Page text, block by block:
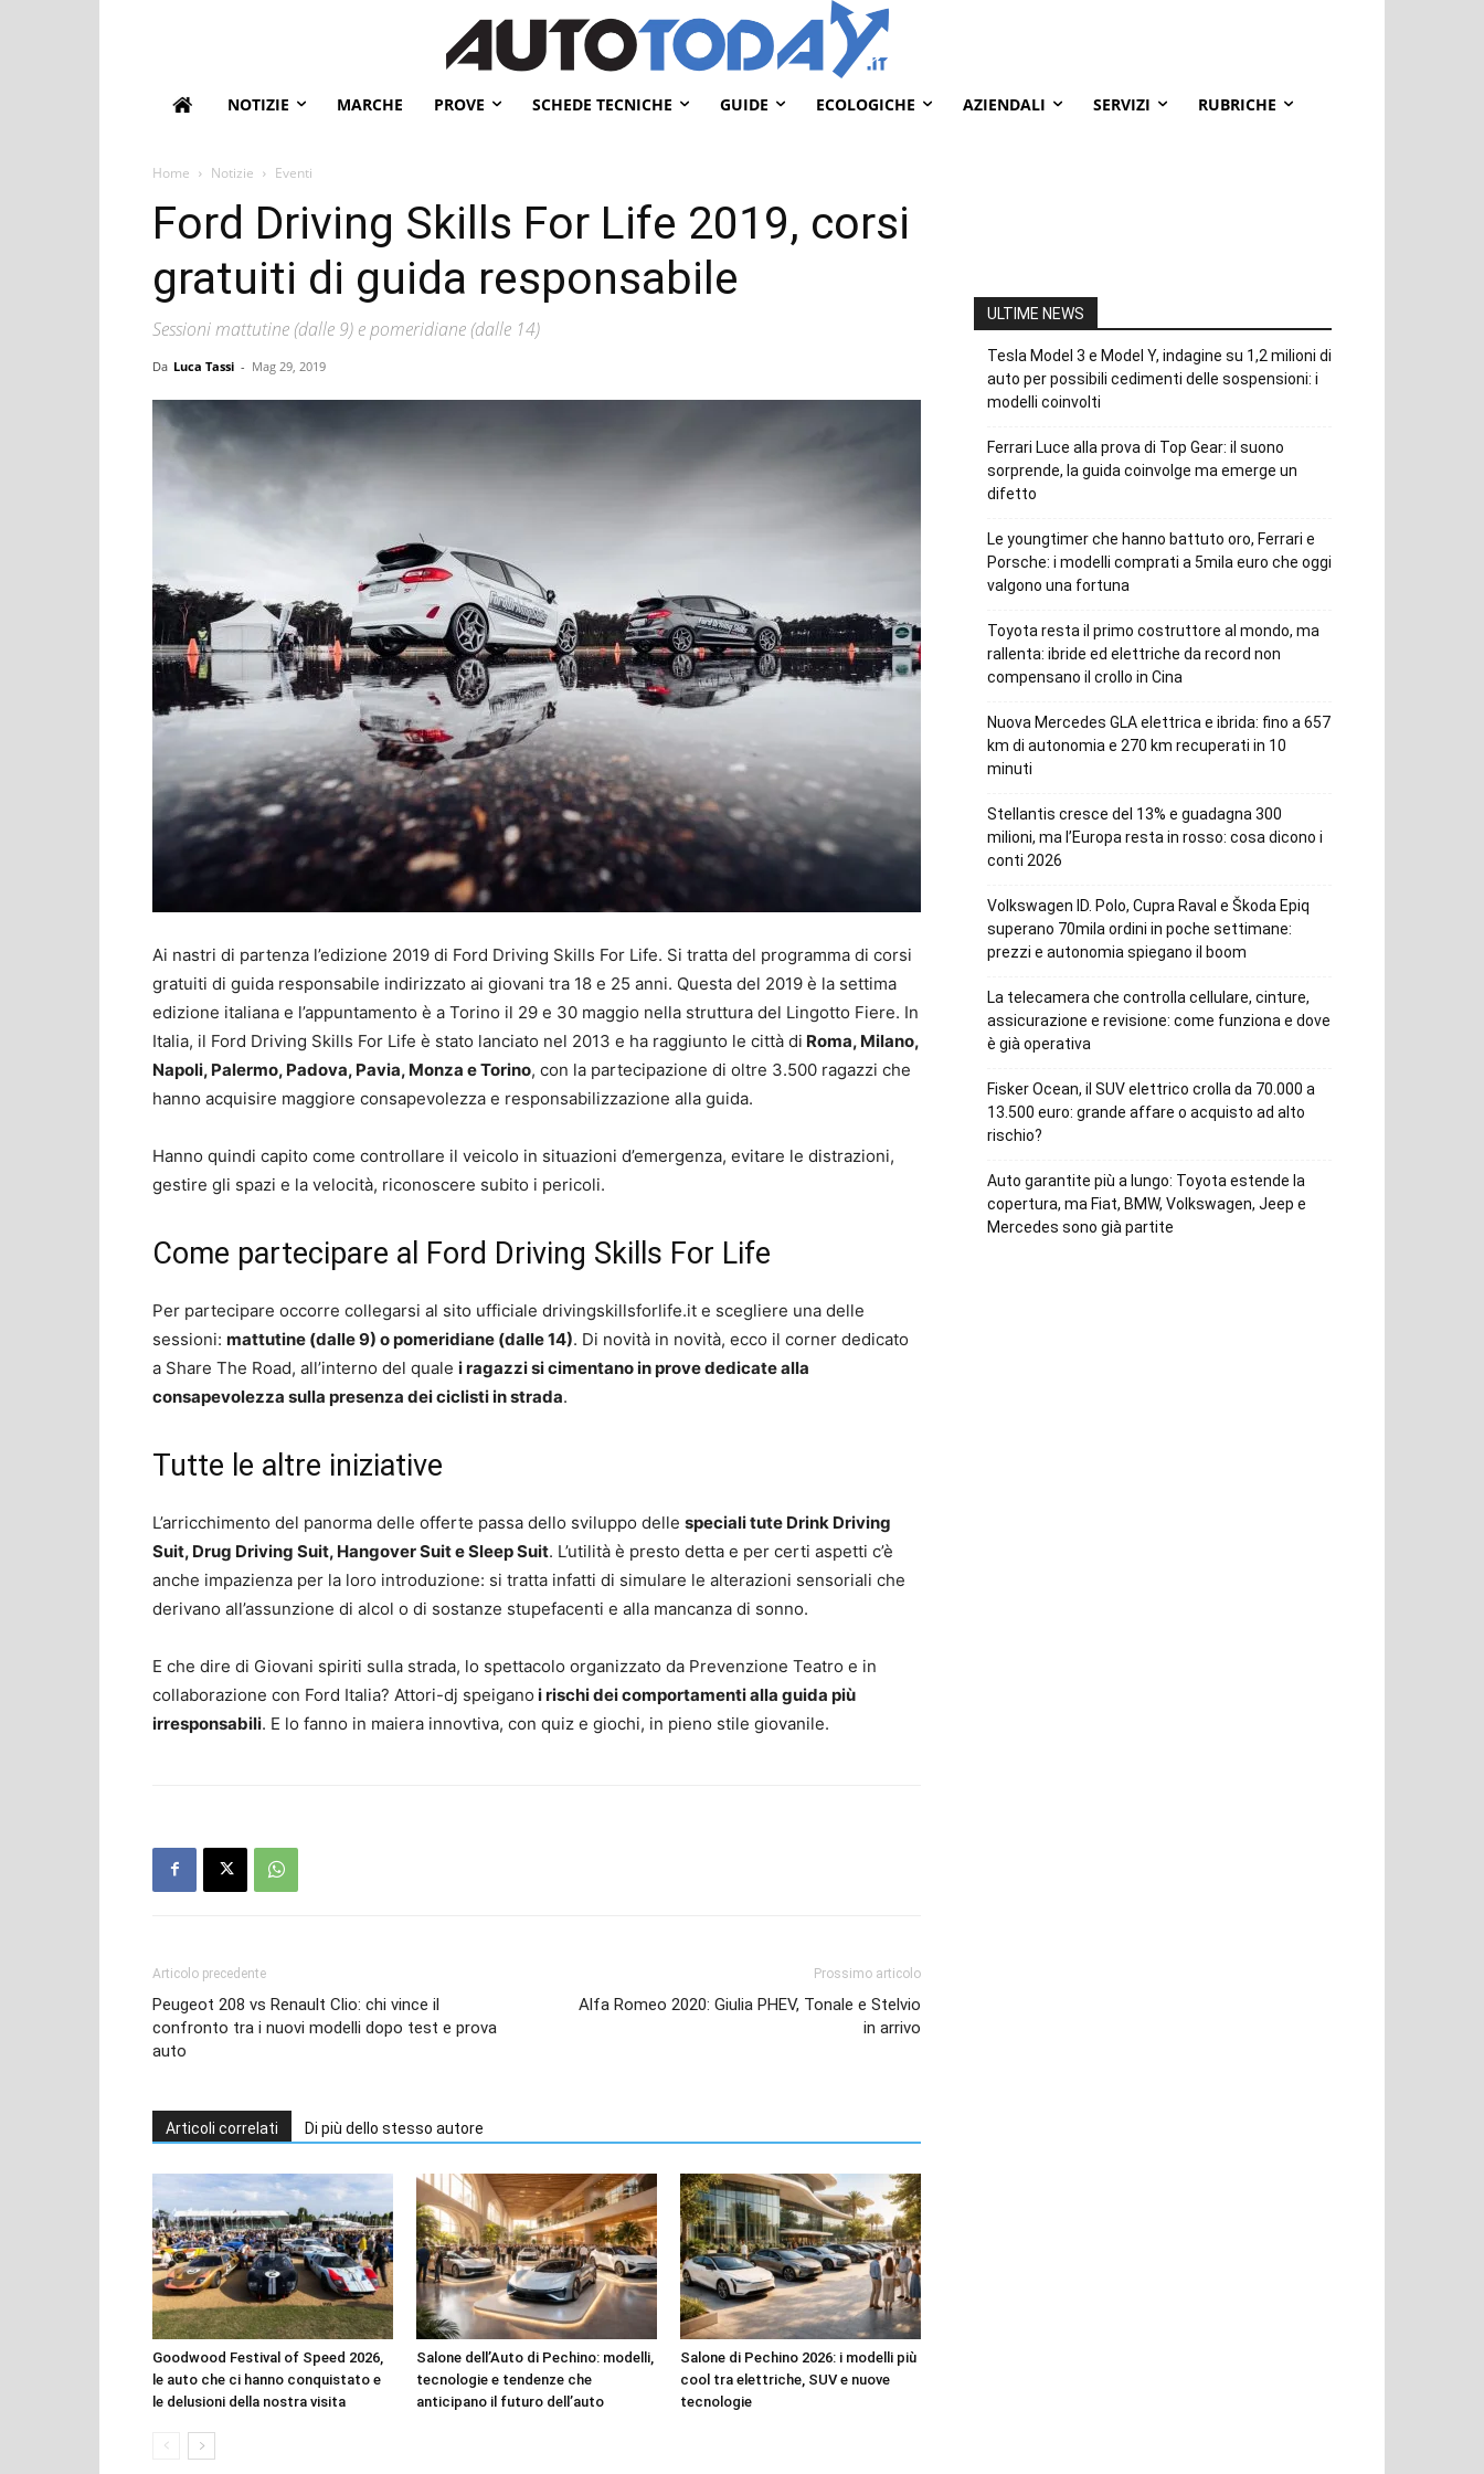
NOTIZIE MARCHE PROVE SCHEDE TECNICHE GUIDE ECOLOGICHE AZIENDALI SERVIZI RUBRICHE
Home Notizie Eventi
Ford Driving Skills For Life 2019, corsi
gratuiti di guida responsabile
Sessioni mattutine (dalle 9) e pomeridiane (dalle 14)
Da Luca Tassi - Mag 29, 2019
Ai nastri di partenza l’edizione 2019 di Ford Driving Skills For Life. Si tratta del programma di corsi
gratuiti di guida responsabile indirizzato ai giovani tra 18 e 25 anni. Questa del 2019 è la settima
edizione italiana e l’appuntamento è a Torino il 29 e 30 maggio nella struttura del Lingotto Fiere. In
Italia, il Ford Driving Skills For Life è stato lanciato nel 2013 e ha raggiunto le città di Roma, Milano,
Napoli, Palermo, Padova, Pavia, Monza e Torino, con la partecipazione di oltre 3.500 ragazzi che
hanno acquisire maggiore consapevolezza e responsabilizzazione alla guida.
Hanno quindi capito come controllare il veicolo in situazioni d’emergenza, evitare le distrazioni,
gestire gli spazi e la velocità, riconoscere subito i pericoli.
Come partecipare al Ford Driving Skills For Life
Per partecipare occorre collegarsi al sito ufficiale drivingskillsforlife.it e scegliere una delle
sessioni: mattutine (dalle 9) o pomeridiane (dalle 14). Di novità in novità, ecco il corner dedicato
a Share The Road, all’interno del quale i ragazzi si cimentano in prove dedicate alla
consapevolezza sulla presenza dei ciclisti in strada.
Tutte le altre iniziative
L’arricchimento del panorma delle offerte passa dello sviluppo delle speciali tute Drink Driving
Suit, Drug Driving Suit, Hangover Suit e Sleep Suit. L’utilità è presto detta e per certi aspetti c’è
anche impazienza per la loro introduzione: si tratta infatti di simulare le alterazioni sensoriali che
derivano all’assunzione di alcol o di sostanze stupefacenti e alla mancanza di sonno.
E che dire di Giovani spiriti sulla strada, lo spettacolo organizzato da Prevenzione Teatro e in
collaborazione con Ford Italia? Attori-dj speigano i rischi dei comportamenti alla guida più
irresponsabili. E lo fanno in maiera innovtiva, con quiz e giochi, in pieno stile giovanile.
Articolo precedente
Peugeot 208 vs Renault Clio: chi vince il
confronto tra i nuovi modelli dopo test e prova
auto
Prossimo articolo
Alfa Romeo 2020: Giulia PHEV, Tonale e Stelvio
in arrivo
Articoli correlati Di più dello stesso autore
Goodwood Festival of Speed 2026,
le auto che ci hanno conquistato e
le delusioni della nostra visita
Salone dell’Auto di Pechino: modelli,
tecnologie e tendenze che
anticipano il futuro dell’auto
Salone di Pechino 2026: i modelli più
cool tra elettriche, SUV e nuove
tecnologie
ULTIME NEWS
Tesla Model 3 e Model Y, indagine su 1,2 milioni di
auto per possibili cedimenti delle sospensioni: i
modelli coinvolti
Ferrari Luce alla prova di Top Gear: il suono
sorprende, la guida coinvolge ma emerge un
difetto
Le youngtimer che hanno battuto oro, Ferrari e
Porsche: i modelli comprati a 5mila euro che oggi
valgono una fortuna
Toyota resta il primo costruttore al mondo, ma
rallenta: ibride ed elettriche da record non
compensano il crollo in Cina
Nuova Mercedes GLA elettrica e ibrida: fino a 657
km di autonomia e 270 km recuperati in 10
minuti
Stellantis cresce del 13% e guadagna 300
milioni, ma l’Europa resta in rosso: cosa dicono i
conti 2026
Volkswagen ID. Polo, Cupra Raval e Škoda Epiq
superano 70mila ordini in poche settimane:
prezzi e autonomia spiegano il boom
La telecamera che controlla cellulare, cinture,
assicurazione e revisione: come funziona e dove
è già operativa
Fisker Ocean, il SUV elettrico crolla da 70.000 a
13.500 euro: grande affare o acquisto ad alto
rischio?
Auto garantite più a lungo: Toyota estende la
copertura, ma Fiat, BMW, Volkswagen, Jeep e
Mercedes sono già partite